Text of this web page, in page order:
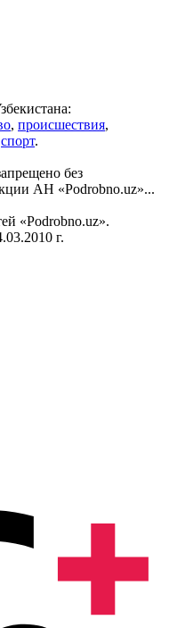
, происшествия,
спорт.
без
АН «Podrobno.uz»...
«Podrobno.uz».
г.